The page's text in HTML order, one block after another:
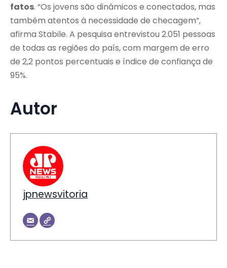
fatos. “Os jovens são dinâmicos e conectados, mas
também atentos à necessidade de checagem”,
afirma Stabile. A pesquisa entrevistou 2.051 pessoas
de todas as regiões do país, com margem de erro
de 2,2 pontos percentuais e índice de confiança de
95%.
Autor
jpnewsvitoria